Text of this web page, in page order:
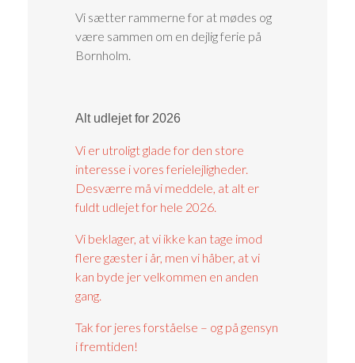
Vi sætter rammerne for at mødes og
være sammen om en dejlig ferie på
Bornholm.
Alt udlejet for 2026
Vi er utroligt glade for den store
interesse i vores ferielejligheder.
Desværre må vi meddele, at alt er
fuldt udlejet for hele 2026.
Vi beklager, at vi ikke kan tage imod
flere gæster i år, men vi håber, at vi
kan byde jer velkommen en anden
gang.
Tak for jeres forståelse – og på gensyn
i fremtiden!